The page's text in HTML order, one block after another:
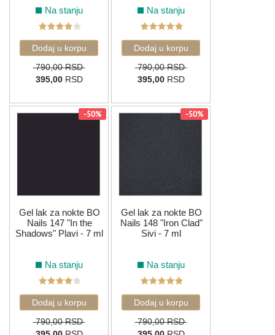
Na stanju
790,00 RSD
395,00RSD
Na stanju
790,00 RSD
395,00RSD
-50%
Gel lak za nokte BO
Nails 147 "In the
Shadows" Plavi - 7 ml
Na stanju
790,00 RSD
-50%
Gel lak za nokte BO
Nails 148 "Iron Clad"
Sivi - 7 ml
Na stanju
790,00 RSD